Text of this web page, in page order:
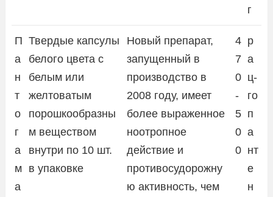
г
П
а
н
т
о
г
а
м
а
Твердые капсулы
белого цвета с
белым или
желтоватым
порошкообразны
м веществом
внутри по 10 шт.
в упаковке
Новый препарат,
запущенный в
производство в
2008 году, имеет
более выраженное
ноотропное
действие и
противосудорожну
ю активность, чем
4
7
0
-
5
0
0
р
а
ц-
го
п
а
нт
е
н